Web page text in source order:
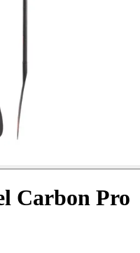
Carbon Pro